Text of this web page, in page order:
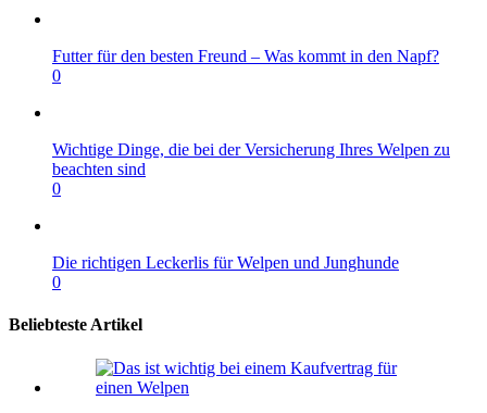
Futter für den besten Freund – Was kommt in den Napf?
0
Wichtige Dinge, die bei der Versicherung Ihres Welpen zu
beachten sind
0
Die richtigen Leckerlis für Welpen und Junghunde
0
Beliebteste Artikel